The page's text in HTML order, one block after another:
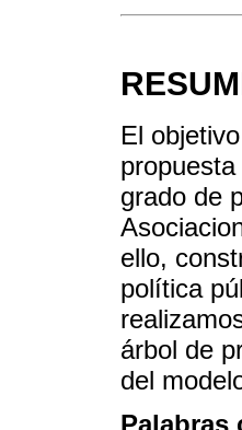
El
grado de
ello,
política
árbol de
del